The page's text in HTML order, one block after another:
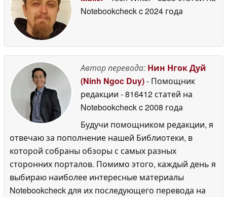
Notebookcheckc 2024 года
Автор перевода: Нин Нгок Дуй
(Ninh Ngoc Duy)- Помощник
редакции - 816412 статей на
Notebookcheckc 2008 года
Будучи помощником редакции, я
отвечаю за пополнение нашей Библиотеки, в
которой собраны обзоры с самых разных
сторонних порталов. Помимо этого, каждый день я
выбираю наиболее интересные материалы
Notebookcheck для их последующего перевода на